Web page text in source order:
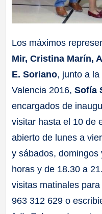
Los máximos
Mir, Cristina Marín,
E. Soriano, junto a
Valencia 2016,Sofía
encargados de
visitar hasta el 10 de
abierto de lunes a
y sábados,
horas y de 18.30 a
visitas matinales
963 312 629 o